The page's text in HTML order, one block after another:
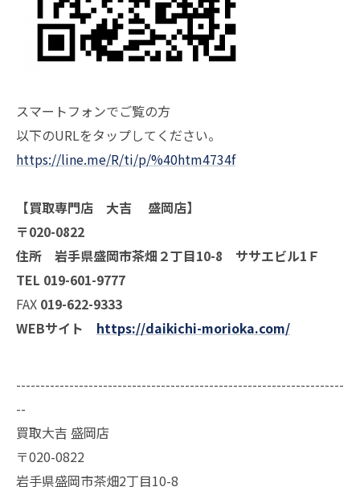
スマートフォンでご覧の方
以下のURLをタップしてください。
https://line.me/R/ti/p/%40htm4734f
【買取専門店 大吉 盛岡店】
〒020-0822
住所 岩手県盛岡市茶畑２丁目10-8 ササエビル1Ｆ
TEL 019-601-9777
FAX 019-622-9333
WEBサイト https://daikichi-morioka.com/
--------------------------------------------------------------------
--
買取大吉 盛岡店
〒020-0822
岩手県盛岡市茶畑2丁目10-8